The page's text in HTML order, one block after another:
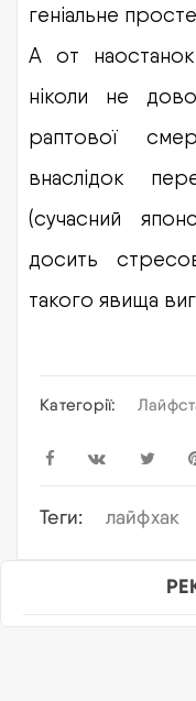
геніальне
А от
ніколи не
раптової
внаслідок
(сучасний
досить
такого явища
Категорії:
Теги: лайфхак